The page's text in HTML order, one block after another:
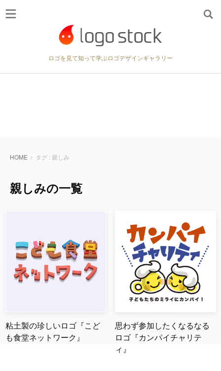
: Undefined variable $canonical_url in
/home/logostock/logostock.jp/public_html/wp/wp-
content/themes/wp-logostock/header.php on line
ロゴを見て知って学ぶロゴデザインギャラリー
HOME タグ : 親しみ
親しみの一覧
粘土製の珍しいロゴ『こど
も食堂ネットワーク』
思わず参加したくなるなる
ロゴ『カンパイチャリテ
ィ』